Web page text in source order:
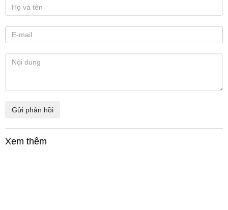
Xem thêm